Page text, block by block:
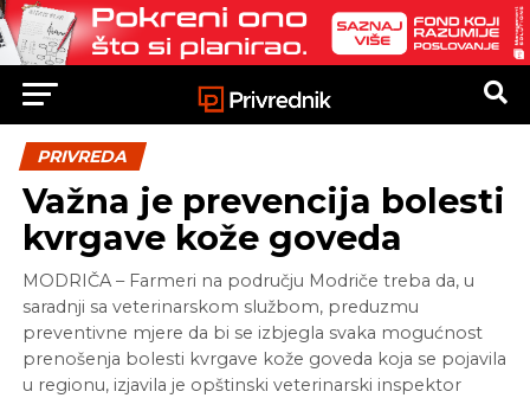
PRIVREDA
Važna je prevencija bolesti
kvrgave kože goveda
MODRIČA – Farmeri na području Modriče treba da, u
saradnji sa veterinarskom službom, preduzmu
preventivne mjere da bi se izbjegla svaka mogućnost
prenošenja bolesti kvrgave kože goveda koja se pojavila
u regionu, izjavila je opštinski veterinarski inspektor